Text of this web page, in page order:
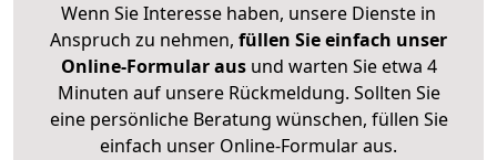
Wenn Sie Interesse haben, unsere Dienste in
Anspruch zu nehmen, füllen Sie einfach unser
Online-Formular ausund warten Sie etwa 4
Minuten auf unsere Rückmeldung. Sollten Sie
eine persönliche Beratung wünschen, füllen Sie
einfach unser Online-Formular aus.